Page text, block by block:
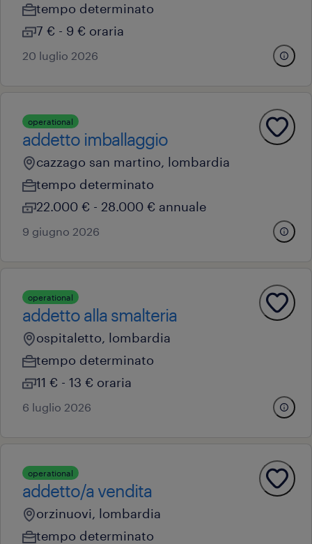
tempo determinato
7 € - 9 € oraria
20 luglio 2026
operational
addetto imballaggio
cazzago san martino, lombardia
tempo determinato
22.000 € - 28.000 € annuale
9 giugno 2026
operational
addetto alla smalteria
ospitaletto, lombardia
tempo determinato
11 € - 13 € oraria
6 luglio 2026
operational
addetto/a vendita
orzinuovi, lombardia
tempo determinato